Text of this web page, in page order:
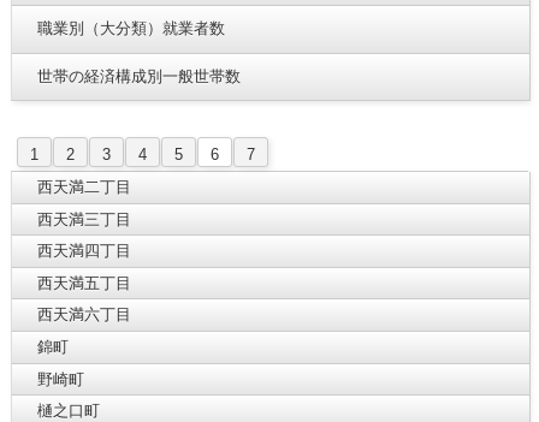
職業別（大分類）就業者数
世帯の経済構成別一般世帯数
1 2 3 4 5 6
7
西天満二丁目
西天満三丁目
西天満四丁目
西天満五丁目
西天満六丁目
錦町
野崎町
樋之口町